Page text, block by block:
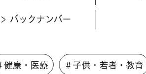
バックナンバー
健康・医療 ＃子供・若者・教育